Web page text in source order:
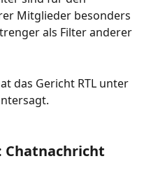
Mitglieder besonders
als Filter anderer
das Gericht RTL unter
Chatnachricht